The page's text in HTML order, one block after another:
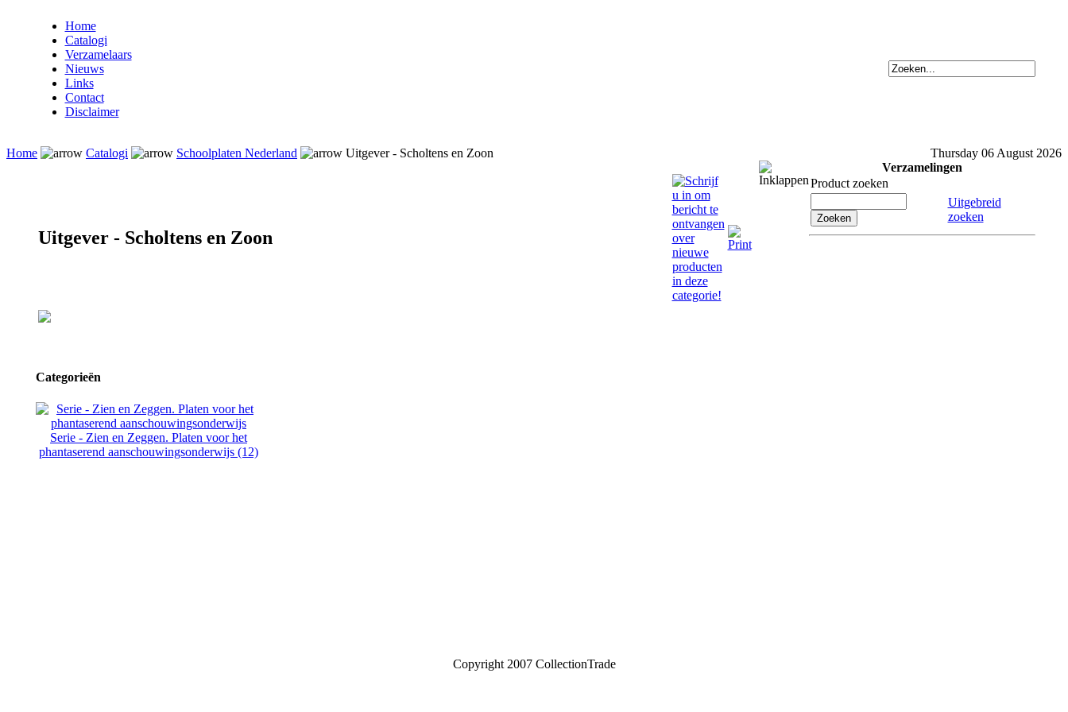
Home
Catalogi
Verzamelaars
Nieuws
Links
Contact
Disclaimer
Home Catalogi Schoolplaten Nederland Uitgever - Scholtens en Zoon Thursday 06 August 2026
Uitgever - Scholtens en Zoon
Categorieën
Serie - Zien en Zeggen. Platen voor het
phantaserend aanschouwingsonderwijs (12)
Verzamelingen
Product zoeken
Uitgebreid
zoeken
Copyright 2007 CollectionTrade